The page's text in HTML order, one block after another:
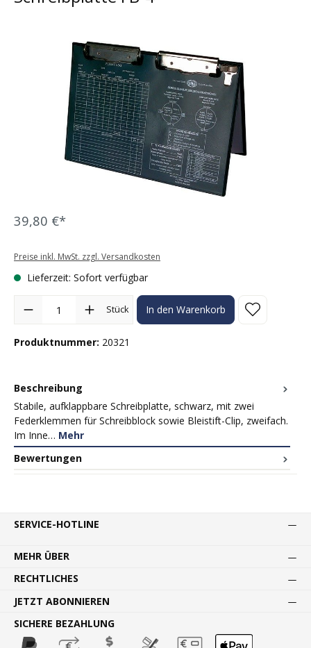
Bildergalerie überspringen
39,80 €*
Preise inkl. MwSt. zzgl. Versandkosten
Lieferzeit: Sofort verfügbar
Produkt Anzahl: Gib den gewünschten Wert ein oder benutze die
Stück In den Warenkorb
Produktnummer: 20321
Beschreibung
Stabile, aufklappbare Schreibplatte, schwarz, mit zwei
Federklemmen für Schreibblock sowie Bleistift-Clip, zweifach.
Im Inne… Mehr
Bewertungen
SERVICE-HOTLINE
MEHR ÜBER
RECHTLICHES
JETZT ABONNIEREN
SICHERE BEZAHLUNG